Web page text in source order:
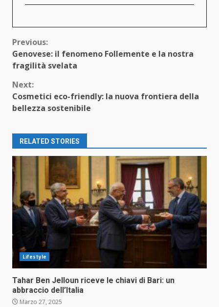
Continue
Reading
Previous:
Genovese: il fenomeno Follemente e la nostra
fragilità svelata
Next:
Cosmetici eco-friendly: la nuova frontiera della
bellezza sostenibile
RELATED STORIES
Lifestyle
Tahar Ben Jelloun riceve le chiavi di Bari: un
abbraccio dell’Italia
Marzo 27, 2025